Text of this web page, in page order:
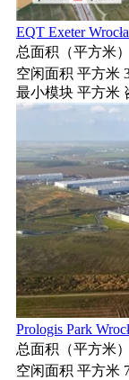
EQT Exeter
总面积（平方米）
空闲面积 平方米
最小模块 平方米
Prologis Park
总面积（平方米）
空闲面积 平方米